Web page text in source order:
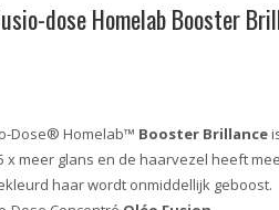
dose Homelab Booster
Dose® Homelab™ Booster Brillance
x meer glans en de haarvezel heeft
haar wordt onmiddellijk geboost.